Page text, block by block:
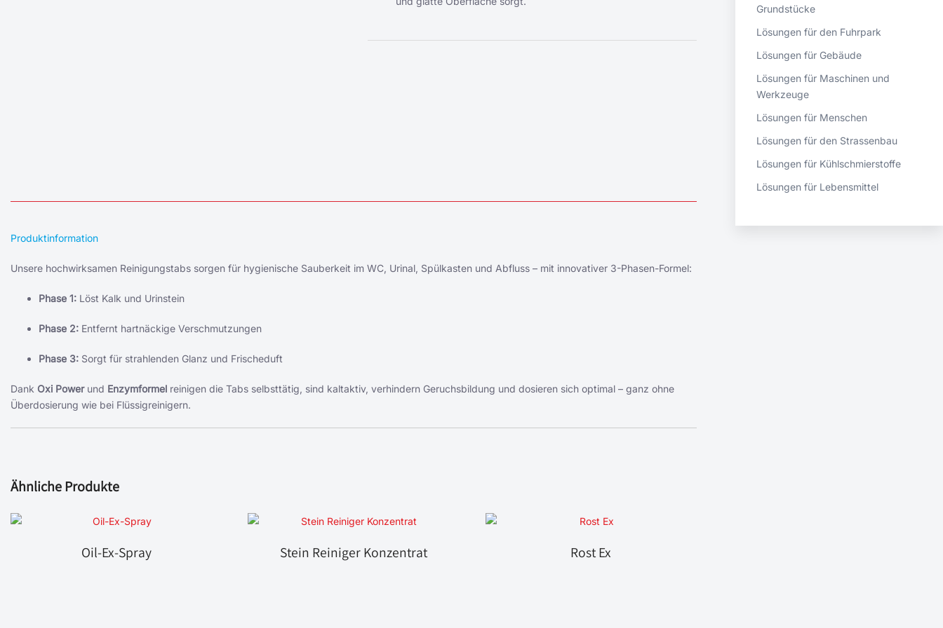
Produktinformation
Unsere hochwirksamen Reinigungstabs sorgen für hygienische Sauberkeit im WC, Urinal, Spülkasten und Abfluss – mit innovativer 3-Phasen-Formel:
Phase 1: Löst Kalk und Urinstein
Phase 2: Entfernt hartnäckige Verschmutzungen
Phase 3: Sorgt für strahlenden Glanz und Frischeduft
Dank Oxi Powerund Enzymformel reinigen die Tabs selbsttätig, sind kaltaktiv, verhindern Geruchsbildung und dosieren sich optimal – ganz ohne
Überdosierung wie bei Flüssigreinigern.
Ähnliche Produkte
Oil-Ex-Spray Stein Reiniger Konzentrat Rost Ex
Grundstücke
Lösungen für den Fuhrpark
Lösungen für Gebäude
Lösungen für Maschinen und
Werkzeuge
Lösungen für Menschen
Lösungen für den Strassenbau
Lösungen für Kühlschmierstoffe
Lösungen für Lebensmittel